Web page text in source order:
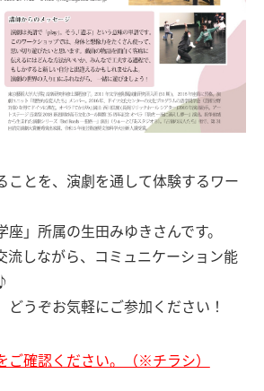
ことを、演劇を通して体験するワー
」所属の生田みゆきさんです。
流しながら、コミュニケーション能
どうぞお気軽にご参加ください！
ご確認ください。（※チラシ）